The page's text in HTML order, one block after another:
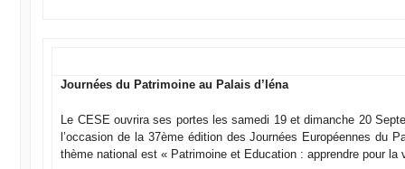
Journées du Patrimoine au Palais d’Iéna
Le CESE ouvrira ses portes les samedi 19 et dimanche 20
l’occasion de la 37ème édition des Journées Européennes du
thème national est « Patrimoine et Education : apprendre pour la